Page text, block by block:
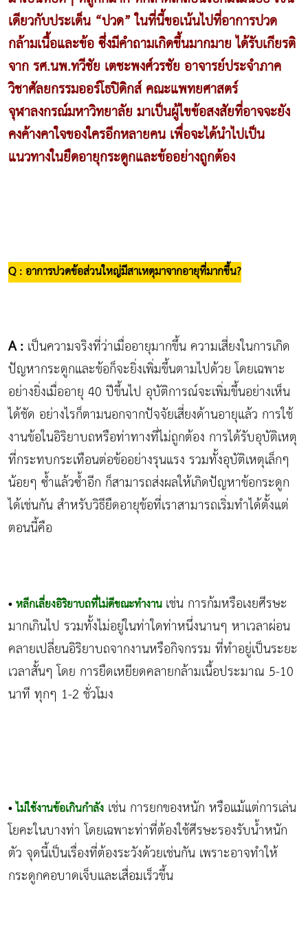
เดียวกับประเด็น “ปวด” ในที่นี้ขอเน้นไปที่อาการปวด
กล้ามเนื้อและข้อ ซึ่งมีคำถามเกิดขึ้นมากมาย ได้รับเกียรติ
จาก รศ.นพ.ทวีชัย เตชะพงศ์วรชัย อาจารย์ประจำภาค
วิชาศัลยกรรมออร์โธปิดิกส์ คณะแพทยศาสตร์
จุฬาลงกรณ์มหาวิทยาลัย มาเป็นผู้ไขข้อสงสัยที่อาจจะยัง
คงค้างคาใจของใครอีกหลายคน เพื่อจะได้นำไปเป็น
แนวทางในยืดอายุกระดูกและข้ออย่างถูกต้อง
Q : อาการปวดข้อส่วนใหญ่มีสาเหตุมาจากอายุที่มากขึ้น?
A : เป็นความจริงที่ว่าเมื่ออายุมากขึ้น ความเสี่ยงในการเกิด
ปัญหากระดูกและข้อก็จะยิ่งเพิ่มขึ้นตามไปด้วย โดยเฉพาะ
อย่างยิ่งเมื่ออายุ 40 ปีขึ้นไป อุบัติการณ์จะเพิ่มขึ้นอย่างเห็น
ได้ชัด อย่างไรก็ตามนอกจากปัจจัยเสี่ยงด้านอายุแล้ว การใช้
งานข้อในอิริยาบถหรือท่าทางที่ไม่ถูกต้อง การได้รับอุบัติเหตุ
ที่กระทบกระเทือนต่อข้ออย่างรุนแรง รวมทั้งอุบัติเหตุเล็กๆ
น้อยๆ ซ้ำแล้วซ้ำอีก ก็สามารถส่งผลให้เกิดปัญหาข้อกระดูก
ได้เช่นกัน สำหรับวิธียืดอายุข้อที่เราสามารถเริ่มทำได้ตั้งแต่
ตอนนี้คือ
• หลีกเลี่ยงอิริยาบถที่ไม่ดีขณะทำงาน เช่น การก้มหรือเงยศีรษะ
มากเกินไป รวมทั้งไม่อยู่ในท่าใดท่าหนึ่งนานๆ หาเวลาผ่อน
คลายเปลี่ยนอิริยาบถจากงานหรือกิจกรรม ที่ทำอยู่เป็นระยะ
เวลาสั้นๆ โดย การยืดเหยียดคลายกล้ามเนื้อประมาณ 5-10
นาที ทุกๆ 1-2 ชั่วโมง
• ไม่ใช้งานข้อเกินกำลัง เช่น การยกของหนัก หรือแม้แต่การเล่น
โยคะในบางท่า โดยเฉพาะท่าที่ต้องใช้ศีรษะรองรับน้ำหนัก
ตัว จุดนี้เป็นเรื่องที่ต้องระวังด้วยเช่นกัน เพราะอาจทำให้
กระดูกคอบาดเจ็บและเสื่อมเร็วขึ้น